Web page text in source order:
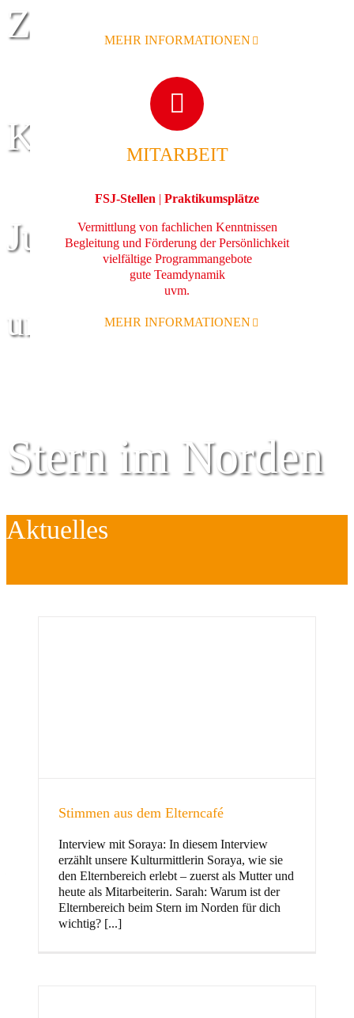
Zentrum für
Kinder
Jugend
und Familie
Stern im Norden
Zentrum für
und Familie
MEHR INFORMATIONEN
MITARBEIT
FSJ-Stellen | Praktikumsplätze
Vermittlung von fachlichen Kenntnissen
Begleitung und Förderung der Persönlichkeit
vielfältige Programmangebote
gute Teamdynamik
uvm.
MEHR INFORMATIONEN
Aktuelles
Stimmen aus dem Elterncafé
Interview mit Soraya: In diesem Interview
erzählt unsere Kulturmittlerin Soraya, wie sie
den Elternbereich erlebt – zuerst als Mutter und
heute als Mitarbeiterin. Sarah: Warum ist der
Elternbereich beim Stern im Norden für dich
wichtig? [...]